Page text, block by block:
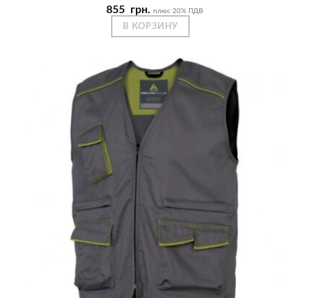
855 грн. плюс 20% ПДВ
В КОРЗИНУ